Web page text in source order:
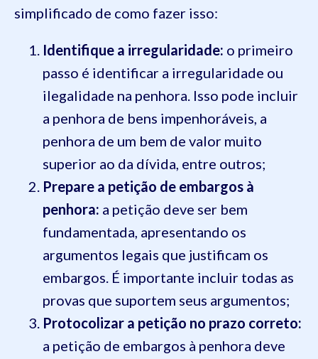
simplificado de como fazer isso:
Identifique a irregularidade: o primeiro
passo é identificar a irregularidade ou
ilegalidade na penhora. Isso pode incluir
a penhora de bens impenhoráveis, a
penhora de um bem de valor muito
superior ao da dívida, entre outros;
Prepare a petição de embargos à
penhora: a petição deve ser bem
fundamentada, apresentando os
argumentos legais que justificam os
embargos. É importante incluir todas as
provas que suportem seus argumentos;
Protocolizar a petição no prazo correto:
a petição de embargos à penhora deve